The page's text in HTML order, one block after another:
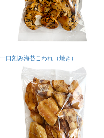
一口刻み海苔こわれ（焼き）